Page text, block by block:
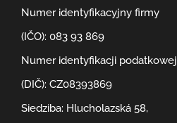
Numer identyfikacyjny firmy
(IČO): 083 93 869
Numer identyfikacji podatkowej
(DIČ): CZ08393869
Siedziba: Hlucholazská 58,